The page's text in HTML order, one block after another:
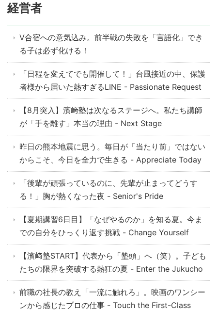
経営者
V合宿への意気込み。前半戦の失敗を「言語化」でき
る子は必ず化ける！
「日程を変えてでも開催して！」台風接近の中、保護
者様から届いた熱すぎるLINE - Passionate Request
【8月突入】濱﨑塾は次なるステージへ。私たち講師
が「手を離す」本当の理由 - Next Stage
昨日の熊本地震に思う。毎日が「当たり前」ではない
からこそ、今日を全力で生きる - Appreciate Today
「後輩が頑張っているのに、先輩が止まってどうす
る！」胸が熱くなった夜 - Senior's Pride
【夏期講習6日目】「なぜやるのか」を知る夏。今ま
での自分をひっくり返す挑戦 - Change Yourself
【濱﨑塾START】代表から「塾頭」へ（笑）。子ども
たちの限界を突破する熱狂の夏 - Enter the Jukucho
前職の社長の教え「一流に触れろ」。映画のワンシー
ンから感じたプロの仕事 - Touch the First-Class